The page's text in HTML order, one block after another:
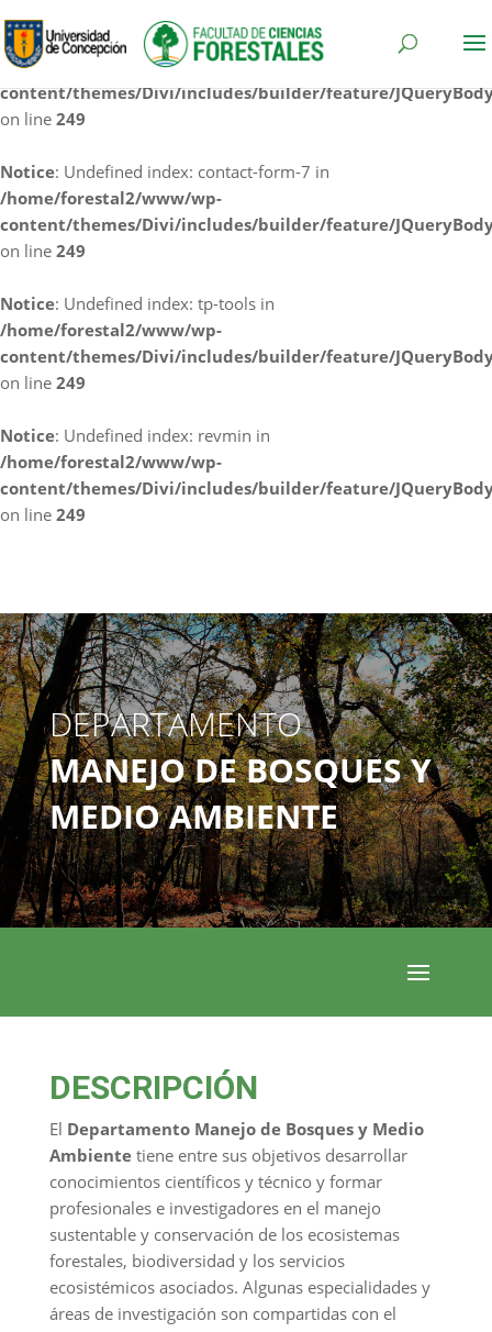
Notice: Undefined index: cf7rl-redirect_method in
/home/forestal2/www/wp-
content/themes/Divi/includes/builder/feature/
on line 249
Notice: Undefined index: contact-form-7 in
/home/forestal2/www/wp-
content/themes/Divi/includes/builder/feature/
on line 249
Notice: Undefined index: tp-tools in
/home/forestal2/www/wp-
content/themes/Divi/includes/builder/feature/
on line 249
Notice: Undefined index: revmin in
/home/forestal2/www/wp-
content/themes/Divi/includes/builder/feature/
on line 249
DEPARTAMENTO
MANEJO DE BOSQUES Y
MEDIO AMBIENTE
DESCRIPCIÓN
El Departamento Manejo de Bosques y Medio
Ambientetiene entre sus objetivos desarrollar
conocimientos científicos y técnico y formar
profesionales e investigadores en el manejo
sustentable y conservación de los ecosistemas
forestales, biodiversidad y los servicios
ecosistémicos asociados. Algunas especialidades y
áreas de investigación son compartidas con el